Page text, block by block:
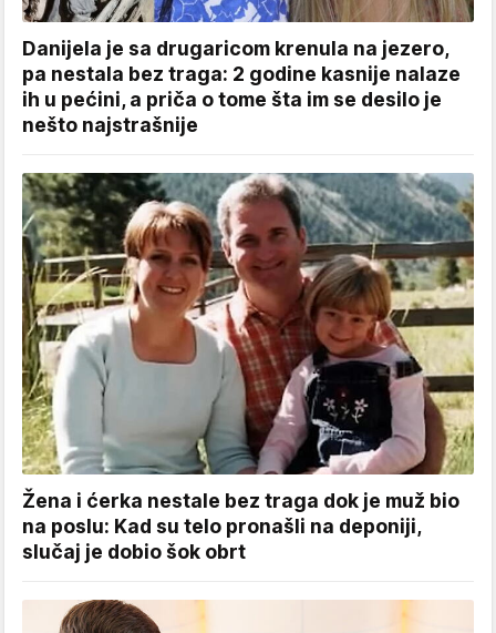
Danijela je sa drugaricom krenula na jezero,
pa nestala bez traga: 2 godine kasnije nalaze
ih u pećini, a priča o tome šta im se desilo je
nešto najstrašnije
Žena i ćerka nestale bez traga dok je muž bio
na poslu: Kad su telo pronašli na deponiji,
slučaj je dobio šok obrt